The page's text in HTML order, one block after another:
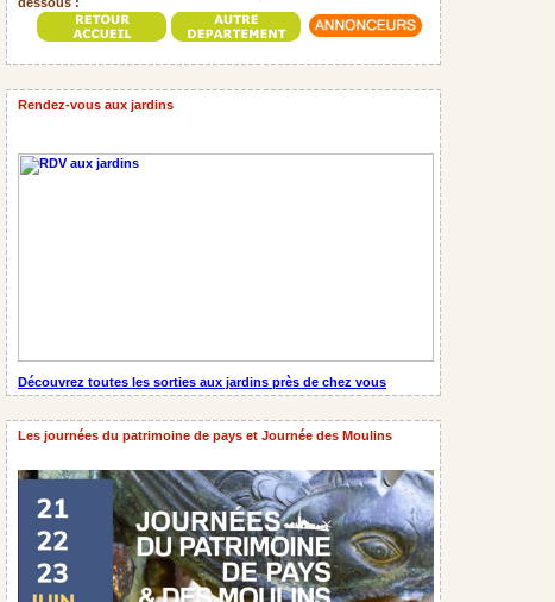
Rendez-vous aux jardins
Découvrez toutes les sorties aux jardins près de chez vous
Les journées du patrimoine de pays et Journée des Moulins